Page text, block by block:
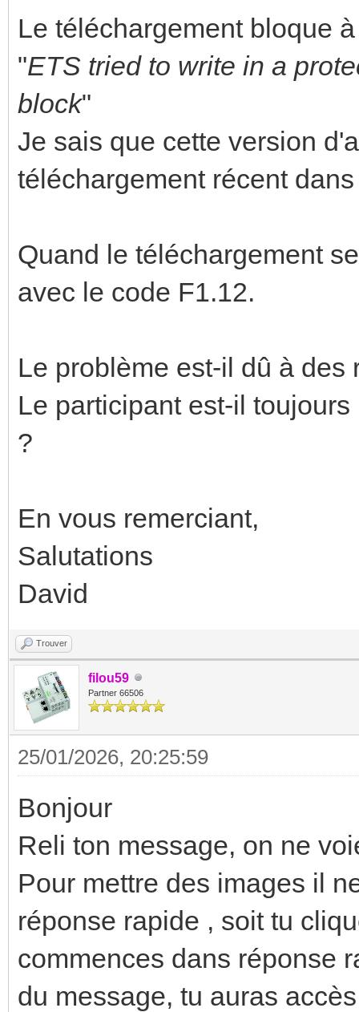
Le téléchargement bloque
"ETS tried to write in a
block"
Je sais que cette version
téléchargement récent
Quand le téléchargement
avec le code F1.12.
Le problème est-il dû à
Le participant est-il
?
En vous remerciant,
Salutations
David
Trouver
filou59
Partner 66506
25/01/2026, 20:25:59
Bonjour
Reli ton message, on ne
Pour mettre des images il
réponse rapide , soit tu
commences dans réponse
du message, tu auras